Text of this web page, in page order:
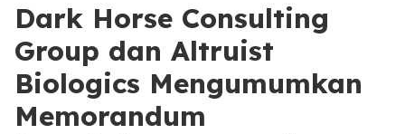
Dark Horse Consulting
Group dan Altruist
Biologics Mengumumkan
Memorandum